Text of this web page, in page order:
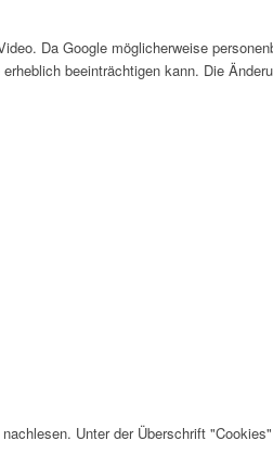
Da Google möglicherweise
beeinträchtigen kann. Die
Unter der Überschrift